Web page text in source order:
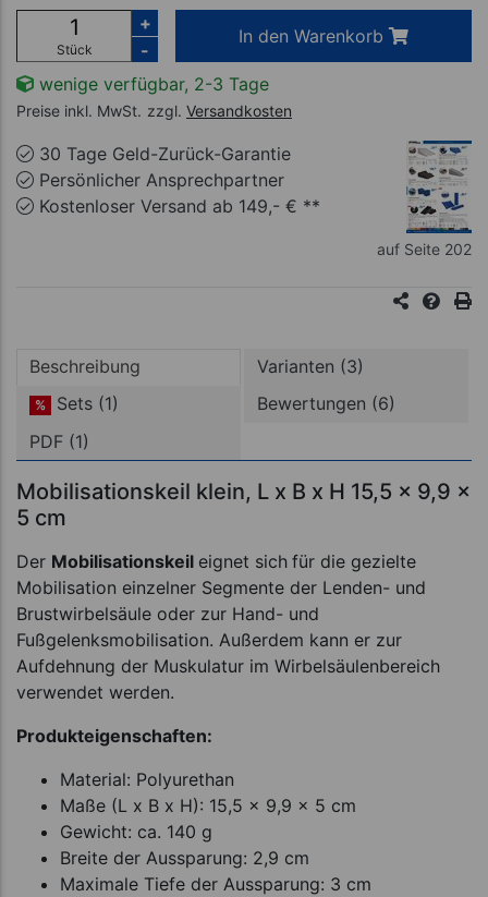
Stück
+
-
In den Warenkorb
wenige verfügbar, 2-3 Tage
Preise inkl. MwSt. zzgl. Versandkosten
30 Tage Geld-Zurück-Garantie
Persönlicher Ansprechpartner
Kostenloser Versand ab 149,- € **
auf Seite 202
Beschreibung Varianten (3)
% Sets (1)
Bewertungen (6)
PDF (1)
Mobilisationskeil klein, L x B x H 15,5 x 9,9 x
5 cm
Der Mobilisationskeil eignet sich für die gezielte
Mobilisation einzelner Segmente der Lenden- und
Brustwirbelsäule oder zur Hand- und
Fußgelenksmobilisation. Außerdem kann er zur
Aufdehnung der Muskulatur im Wirbelsäulenbereich
verwendet werden.
Produkteigenschaften:
Material: Polyurethan
Maße (L x B x H): 15,5 x 9,9 x 5 cm
Gewicht: ca. 140 g
Breite der Aussparung: 2,9 cm
Maximale Tiefe der Aussparung: 3 cm